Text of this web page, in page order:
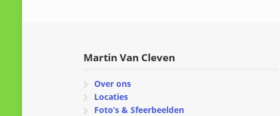
Martin Van Cleven
Over ons
Locaties
Foto’s & Sfeerbeelden